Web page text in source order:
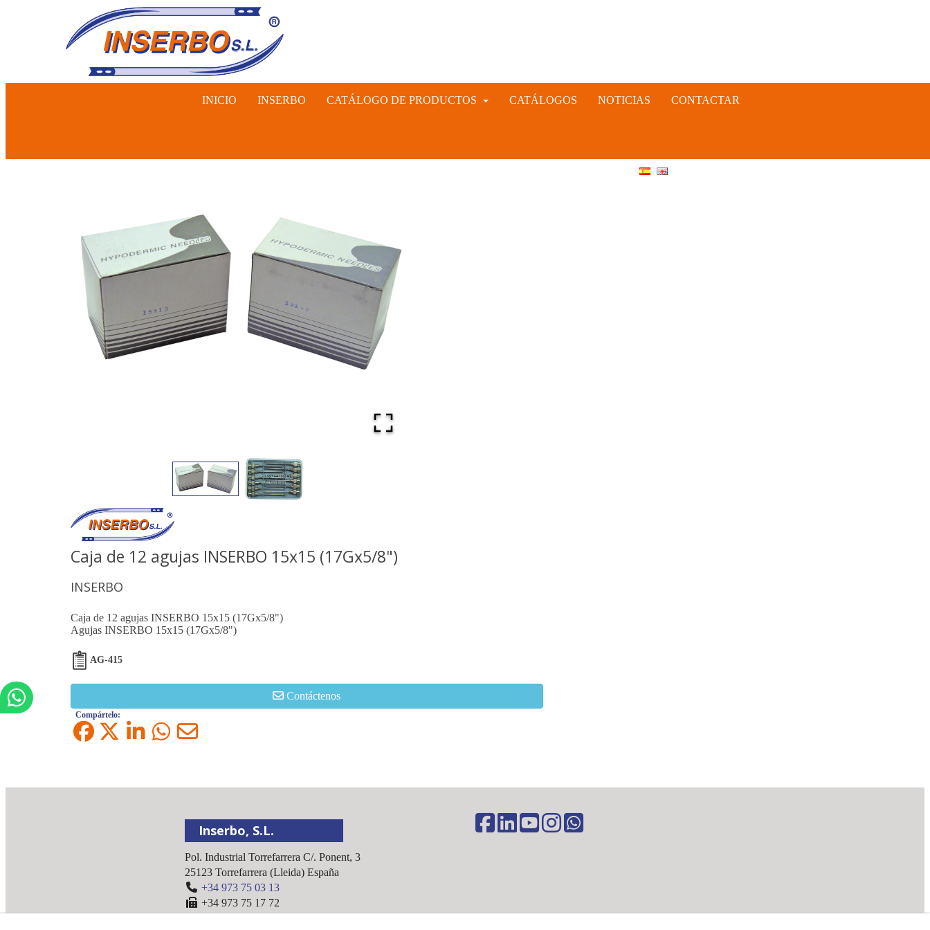
INICIO INSERBO CATÁLOGO DE PRODUCTOS CATÁLOGOS NOTICIAS CONTACTAR
Caja de 12 agujas INSERBO 15x15 (17Gx5/8")
INSERBO
Caja de 12 agujas INSERBO 15x15 (17Gx5/8")
Agujas INSERBO 15x15 (17Gx5/8")
AG-415
Contáctenos
Compártelo:
Inserbo, S.L.
Pol. Industrial Torrefarrera C/. Ponent, 3
25123 Torrefarrera (Lleida) España
+34 973 75 03 13
+34 973 75 17 72